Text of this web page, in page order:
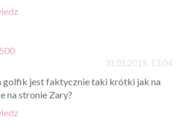
31.01.2019, 13:04
golfik jest faktycznie taki krótki jak na
na stronie Zary?